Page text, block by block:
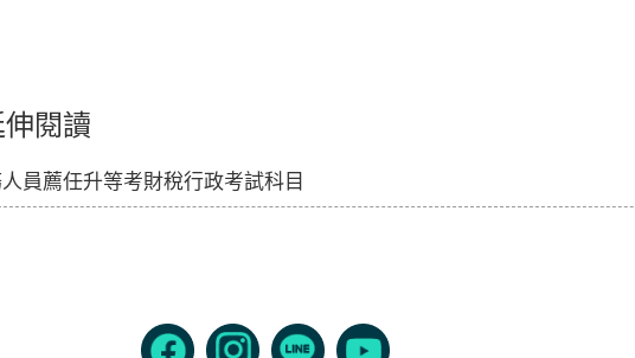
伸閱讀
員薦任升等考財稅行政考試科目